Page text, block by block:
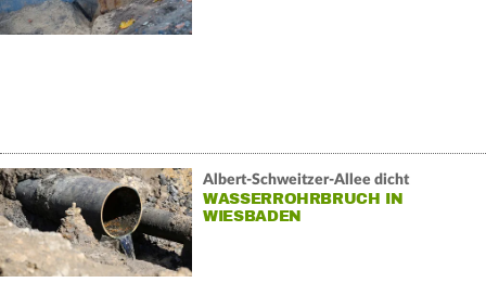
Albert-Schweitzer-Allee dicht
WASSERROHRBRUCH IN
WIESBADEN